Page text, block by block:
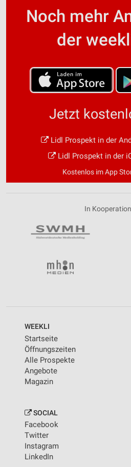
Noch mehr
der
Jetzt
Lidl Prospekt in der
Lidl Prospekt in der
Kostenlos im App
In
WEEKLI
Startseite
Öffnungszeiten
Alle Prospekte
Angebote
Magazin
SOCIAL
Facebook
Twitter
Instagram
LinkedIn